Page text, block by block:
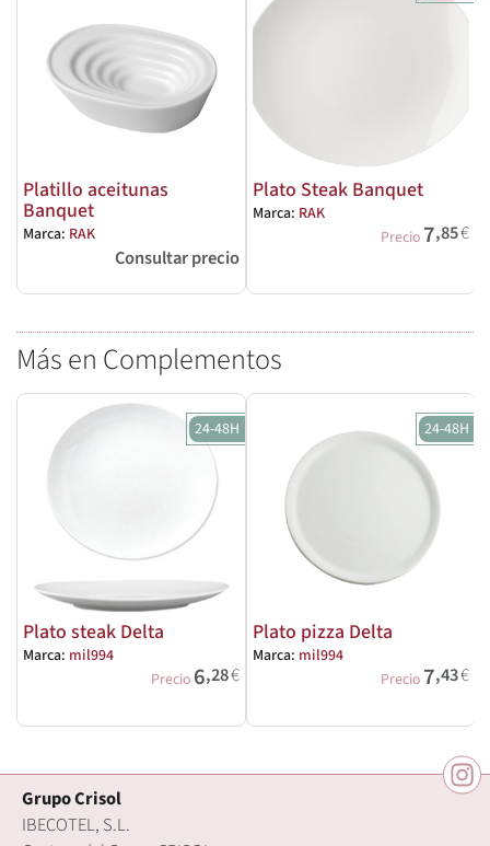
Platillo aceitunas
Banquet
Marca: RAK
Consultar precio
Plato Steak Banquet
Marca: RAK
Precio 7,85€
Más en Complementos
24-48H
Plato steak Delta
Marca: mil994
Precio 6,28€
24-48H
Plato pizza Delta
Marca: mil994
Precio 7,43€
Grupo Crisol
IBECOTEL, S.L.